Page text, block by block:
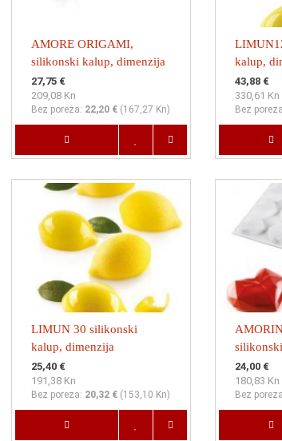
AMORE ORIGAMI,
silikonski kalup, dimenzija
150x135mm, visina 55mm
+ rezač
27,75 €
209,08 Kn
Bez poreza: 22,20 €(167,27 Kn)
kalup,
bijela
43,88 €
330,61 Kn
Bez
LIMUN 30 silikonski
kalup, dimenzija
55x38mm, visina 27mm +
rezač
25,40 €
191,38 Kn
Bez poreza: 20,32 €(153,10 Kn)
rezač
24,00 €
180,83 Kn
Bez